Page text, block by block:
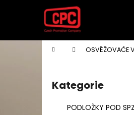
Domů OSVĚŽOVAČE
Přeskočit
kategorie
Kategorie
PODLOŽKY POD
í
Zpět
do
Zpět
do